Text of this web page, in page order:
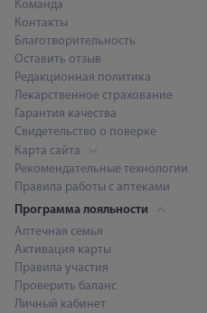
Команда
Контакты
Благотворительность
Оставить отзыв
Редакционная политика
Лекарственное страхование
Гарантия качества
Свидетельство о поверке
Карта сайта
Рекомендательные технологии
Правила работы с аптеками
Программа лояльности
Аптечная семья
Активация карты
Правила участия
Проверить баланс
Личный кабинет